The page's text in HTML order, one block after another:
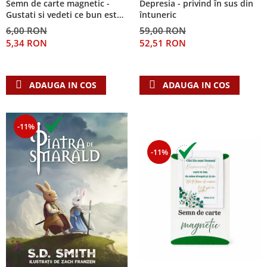
Despre afaceri
Dezvoltare personala
Leadership
Mediu
Semn de carte magnetic -
Gustati si vedeti ce bun este
Domnul!
6,00 RON
5,34 RON
ADAUGA IN COS
Depresia - privind în sus din
întuneric
59,00 RON
52,51 RON
ADAUGA IN COS
-11%
-11%